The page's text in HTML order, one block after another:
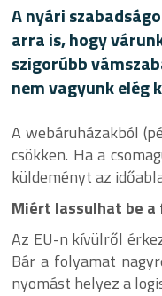
A nyári
arra is, hogy
szigorúbb
nem vagyunk elég
A webáruházakból
csökken. Ha a
küldeményt az
Miért lassulhat be a
Az EU-n kívülről
Bár a folyamat
nyomást helyez a